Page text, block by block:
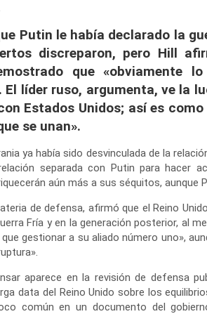
Putin le había declarado la
discreparon, pero Hill
que «obviamente
El líder ruso, argumenta, ve la
Estados Unidos; así es
se unan».
ya había sido desvinculada de la
separada con Putin para hacer
aún más a sus séquitos, aunque
de defensa, afirmó que el Reino
Fría y en la generación posterior, al
que gestionar a su aliado número uno»,
aparece en la revisión de defensa
data del Reino Unido sobre los
común en un documento del